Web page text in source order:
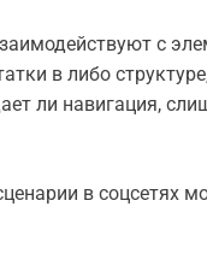
с
в либо
ли навигация,
в соцсетях